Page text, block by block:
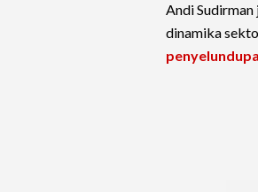
Andi
dinamika